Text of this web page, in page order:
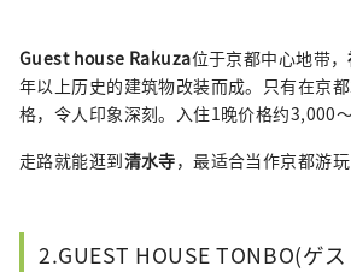
Guest house Rakuza位于京都中心地带，
年以上历史的建筑物改装而成。只有在京
格，令人印象深刻。入住1晚价格约3,000
走路就能逛到清水寺，最适合当作京都游玩
2.GUEST HOUSE TONBO(ゲ